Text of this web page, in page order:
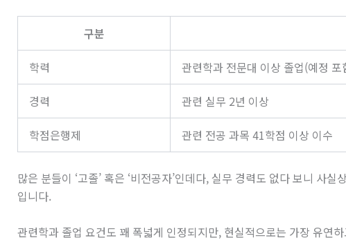
구분
학력 관련학과 전문대 이상 졸업(예정 포
경력 관련 실무 2년 이상
학점은행제 관련 전공 과목 41학점 이상 이수
많은 분들이 ‘고졸’ 혹은 ‘비전공자’인데다, 실무 경력도 없다 보니 사
입니다.
관련학과 졸업 요건도 꽤 폭넓게 인정되지만, 현실적으로는 가장 유연